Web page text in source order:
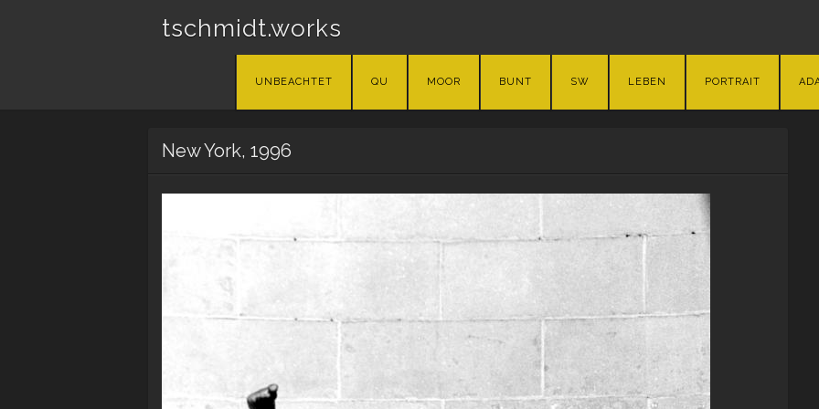
tschmidt.works
Skip
UNBEACHTET QU MOOR BUNT SW LEBEN PORTRAIT
New York, 1996